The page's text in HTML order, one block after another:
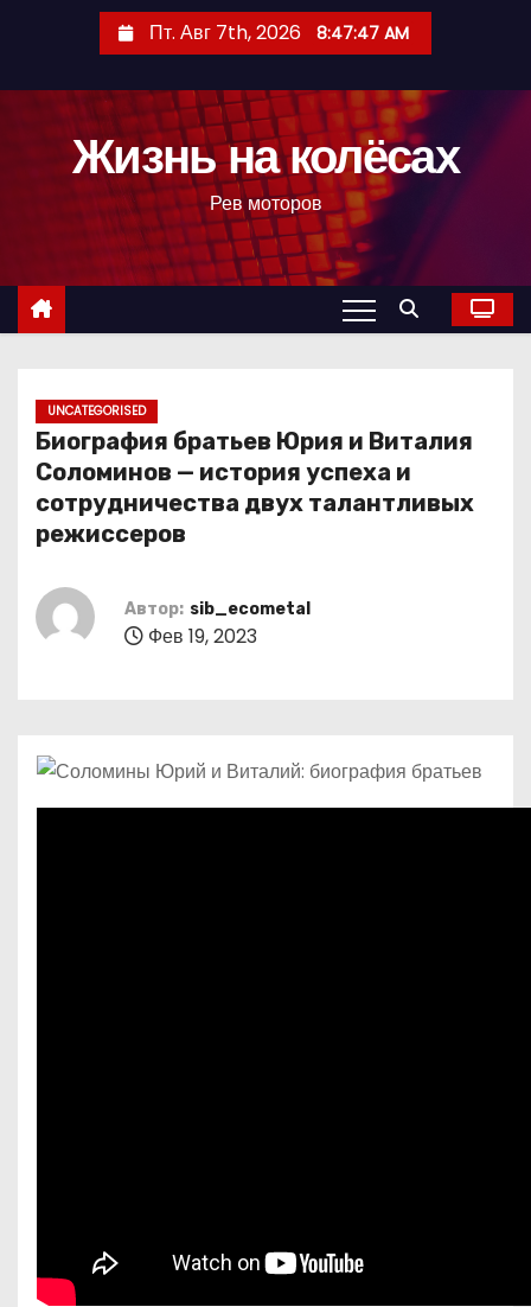
с
Пт. Авг 7th, 2026 8:47:48 AM
Жизнь на колёсах
Рев моторов
UNCATEGORISED
Биография братьев Юрия и Виталия
Соломинов — история успеха и
сотрудничества двух талантливых
режиссеров
Автор: sib_ecometal
Фев 19, 2023